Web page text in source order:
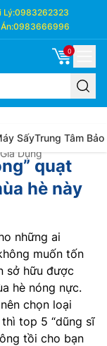
Lý:0983262323
0983666996
0
SấyTrung Tâm Bảo
Dụng
quạt
hè này
những ai
muốn tốn
sở hữu được
hè nóng nực.
chọn loại
top 5 “dũng sĩ
tồi cho bạn